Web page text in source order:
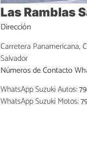
Las Ramblas
Dirección
Carretera Panamericana,
Salvador
Números de Contacto
WhatsApp Suzuki Autos:
WhatsAppSuzuki Motos: